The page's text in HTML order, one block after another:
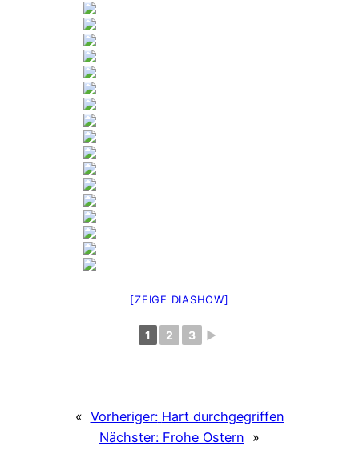
[ZEIGE DIASHOW]
1 2 3 ►
« Vorheriger: Hart durchgegriffen
Nächster: Frohe Ostern »